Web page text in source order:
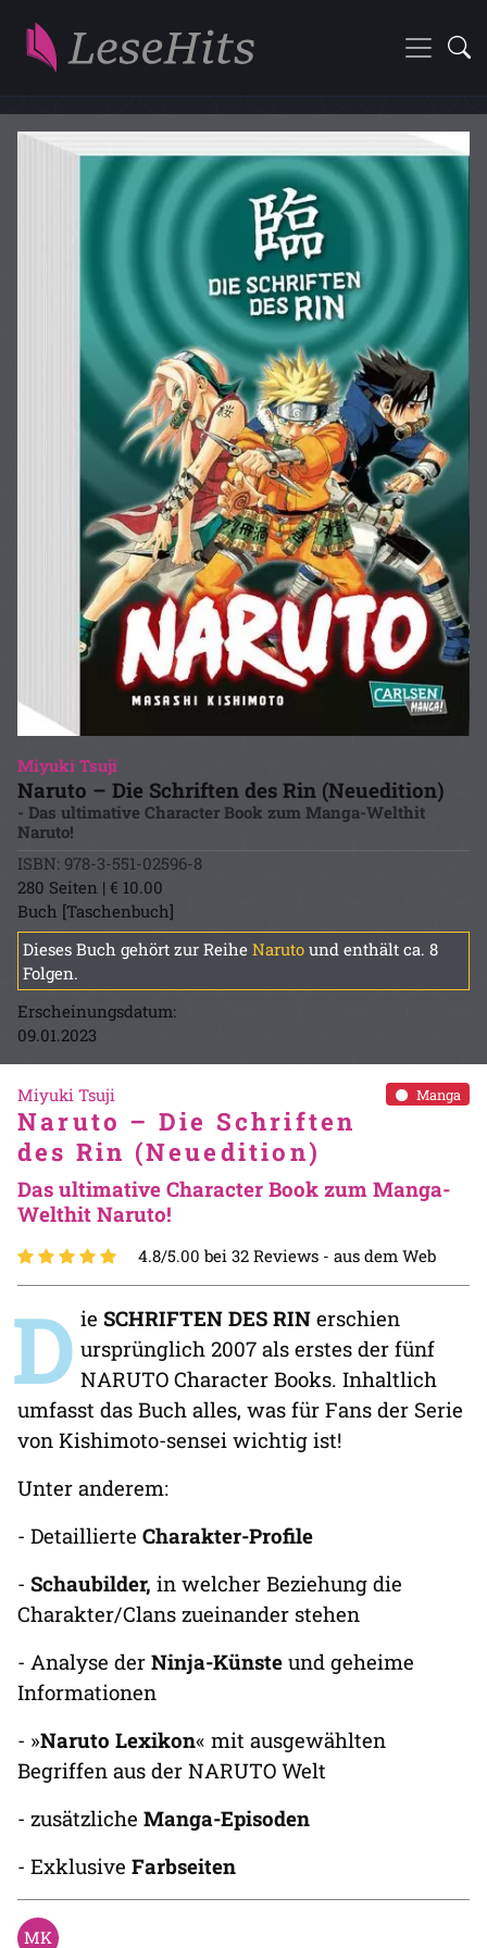
Miyuki Tsuji
Naruto – Die Schriften des Rin (Neuedition)
- Das ultimative Character Book zum Manga-Welthit
Naruto!
ISBN: 978-3-551-02596-8
280 Seiten | € 10.00
Buch [Taschenbuch]
Dieses Buch gehört zur Reihe Naruto und enthält ca. 8
Folgen.
Erscheinungsdatum:
09.01.2023
Manga
Miyuki Tsuji
Naruto – Die Schriften
des Rin (Neuedition)
Das ultimative Character Book zum Manga-
Welthit Naruto!
4.8/5.00 bei 32 Reviews - aus dem Web
D ie SCHRIFTEN DES RIN erschien
ursprünglich 2007 als erstes der fünf
NARUTO Character Books. Inhaltlich
umfasst das Buch alles, was für Fans der Serie
von Kishimoto-sensei wichtig ist!
Unter anderem:
- Detaillierte Charakter-Profile
- Schaubilder, in welcher Beziehung die
Charakter/Clans zueinander stehen
- Analyse der Ninja-Künste und geheime
Informationen
- »Naruto Lexikon« mit ausgewählten
Begriffen aus der NARUTO Welt
- zusätzliche Manga-Episoden
- Exklusive Farbseiten